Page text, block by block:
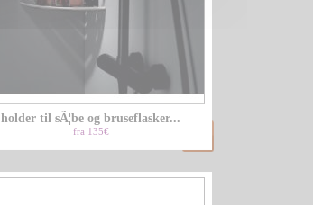
holder til sÃ¦be og bruseflasker...
fra 135€